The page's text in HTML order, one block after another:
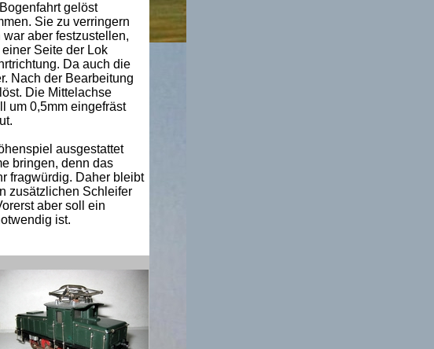
gelöst
Sie zu verringern
aber festzustellen,
Seite der Lok
Da auch die
Nach der Bearbeitung
Die Mittelachse
um 0,5mm eingefräst
ausgestattet
bringen, denn das
fragwürdig. Daher bleibt
zusätzlichen Schleifer
aber soll ein
ist.